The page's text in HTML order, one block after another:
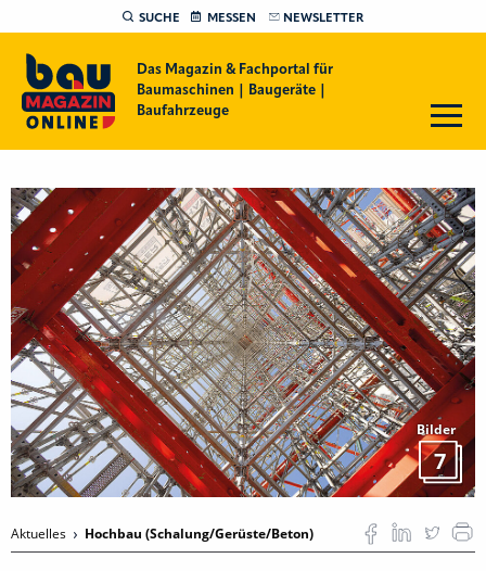
SUCHE MESSEN NEWSLETTER
Das Magazin & Fachportal für
Baumaschinen | Baugeräte |
Baufahrzeuge
Bilder
7
Aktuelles Hochbau (Schalung/Gerüste/Beton)